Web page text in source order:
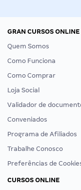
GRAN CURSOS ONLINE
Quem Somos
Como Funciona
Como Comprar
Loja Social
Validador de
Conveniados
Programa de Afiliados
Trabalhe Conosco
Preferências de
CURSOS ONLINE